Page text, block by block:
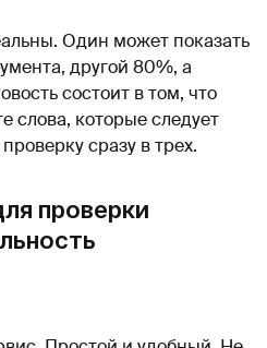
Один может показать
другой 80%, а
состоит в том, что
слова, которые следует
сразу в трех.
проверки